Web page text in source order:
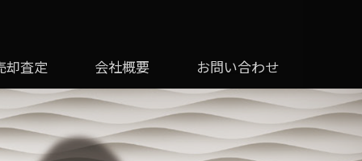
却査定 会社概要 お問い合わせ